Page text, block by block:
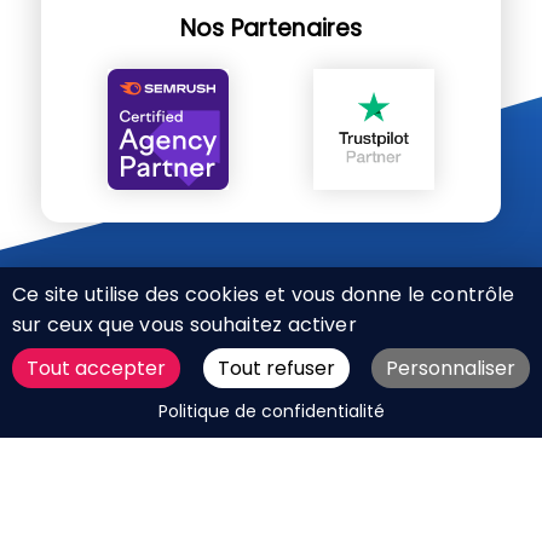
DEMANDER UN DEVIS
Nos Partenaires
CHARTE RÉSEAUX SOCIAUX
MENTIONS LÉGALES
Ce site utilise des cookies et vous donne le contrôle
sur ceux que vous souhaitez activer
Tout accepter
Tout refuser Personnaliser
Politique de confidentialité